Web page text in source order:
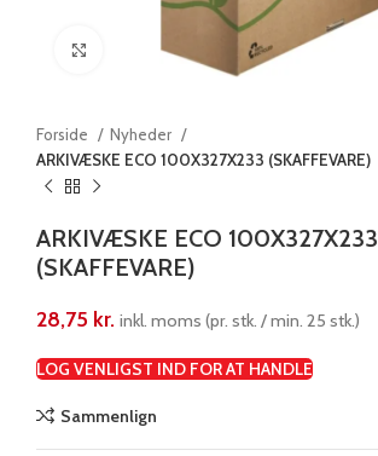
Klik for at forstørre
Forside
Nyheder
ARKIVÆSKE ECO 100X327X233 (SKAFFEVARE)
ARKIVÆSKE ECO 100X327X233
(SKAFFEVARE)
28,75 kr. inkl. moms (pr. stk. / min. 25 stk.)
LOG VENLIGST IND FOR AT HANDLE
Sammenlign